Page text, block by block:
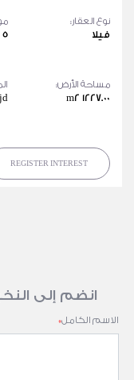
نوع العقار:
فيلا 5
مساحة الأرض:
1227.00 m2
REGISTER INTEREST
انضم إلى
الاسم الكامل*